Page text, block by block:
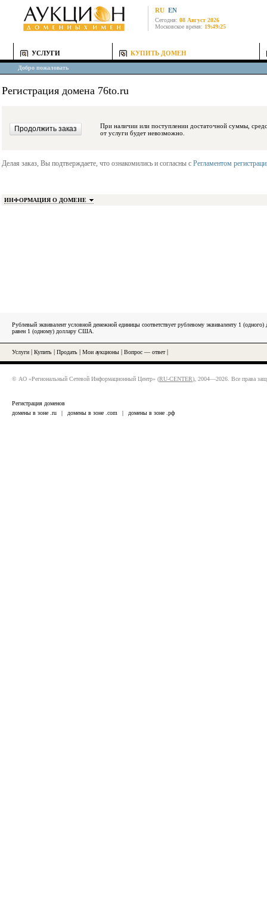
RU EN
Сегодня: 08 Август 2026
Московское время: 19:49:25
УСЛУГИ КУПИТЬ ДОМЕН
Добро пожаловать
Регистрация домена 76to.ru
При наличии или поступлении достаточной суммы, средства будут
от услуги будет невозможно.
Делая заказ, Вы подтверждаете, что ознакомились и согласны с Регламентом
ИНФОРМАЦИЯ О ДОМЕНЕ
Рублевый эквивалент условной денежной единицы соответствует рублевому эквиваленту 1
равен 1 (одному) доллару США.
Услуги Купить Продать Мои аукционы Вопрос — ответ|
© АО «Региональный Сетевой Информационный Центр» (RU-CENTER), 2004—2026. Все права
Регистрация доменов
домены в зоне .ru
| домены в зоне .com | домены в зоне .рф